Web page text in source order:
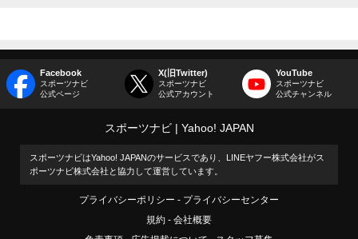
Facebook
スポーツナビ
公式ページ
X(旧Twitter)
スポーツナビ
公式アカウント
YouTube
スポーツナビ
公式チャンネル
スポーツナビ Yahoo! JAPAN
スポーツナビはYahoo! JAPANのサービスであり、LINEヤフー株式会社がス
ポーツナビ株式会社と協力して運営しています。
プライバシーポリシー
プライバシーセンター
規約
会社概要